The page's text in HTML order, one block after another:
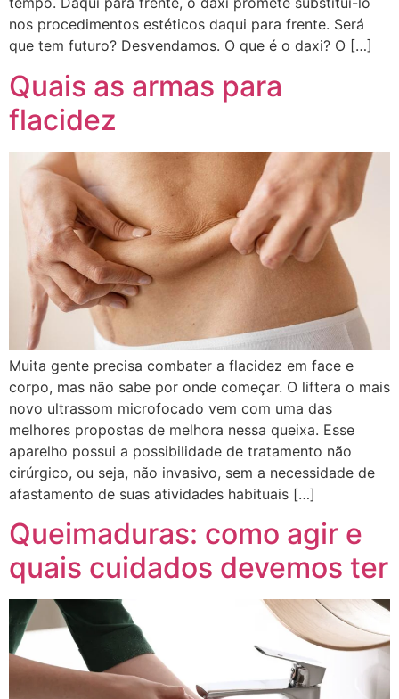
nos procedimentos estéticos daqui para frente. Será
que tem futuro? Desvendamos. O que é o daxi? O […]
Quais as armas para
flacidez
Muita gente precisa combater a flacidez em face e
corpo, mas não sabe por onde começar. O liftera o mais
novo ultrassom microfocado vem com uma das
melhores propostas de melhora nessa queixa. Esse
aparelho possui a possibilidade de tratamento não
cirúrgico, ou seja, não invasivo, sem a necessidade de
afastamento de suas atividades habituais […]
Queimaduras: como agir e
quais cuidados devemos ter